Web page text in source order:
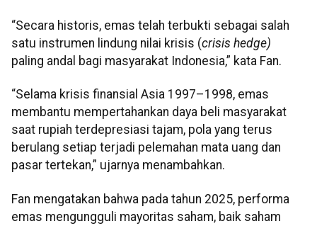
“Secara historis, emas telah terbukti sebagai salah
satu instrumen lindung nilai krisis (crisis hedge)
paling andal bagi masyarakat Indonesia,” kata Fan.
“Selama krisis finansial Asia 1997–1998, emas
membantu mempertahankan daya beli masyarakat
saat rupiah terdepresiasi tajam, pola yang terus
berulang setiap terjadi pelemahan mata uang dan
pasar tertekan,” ujarnya menambahkan.
Fan mengatakan bahwa pada tahun 2025, performa
emas mengungguli mayoritas saham, baik saham